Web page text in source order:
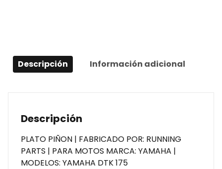
Descripción Información adicional
Descripción
PLATO PIÑON | FABRICADO POR: RUNNING
PARTS | PARA MOTOS MARCA: YAMAHA |
MODELOS: YAMAHA DTK 175